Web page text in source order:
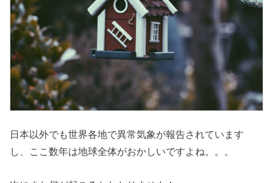
日本以外でも世界各地で異常気象が報告されています
し、ここ数年は地球全体がおかしいですよね。。。